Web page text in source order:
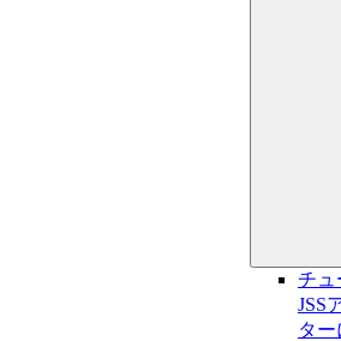
チュ
JSS
タ